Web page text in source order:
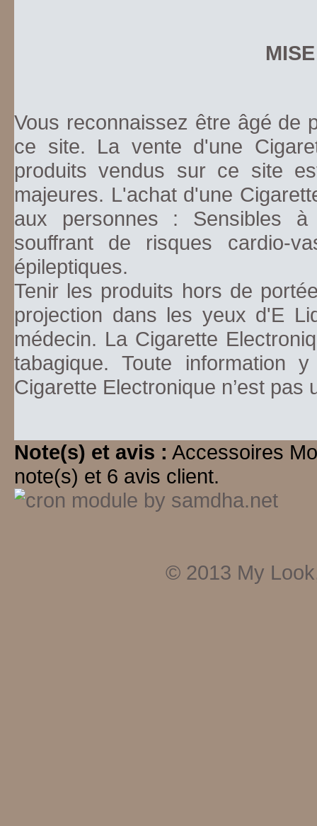
Vous reconnaissez être âgé de
ce site. La vente d'une
produits vendus sur ce site
majeures. L'achat d'une
aux personnes : Sensibles
souffrant de risques cardio-
épileptiques.
Tenir les produits hors de
projection dans les yeux d'E
médecin. La Cigarette
tabagique. Toute information
Cigarette Electronique n’est pas
Note(s) et avis : Accessoires
note(s) et 6 avis client.
© 2013 My Look